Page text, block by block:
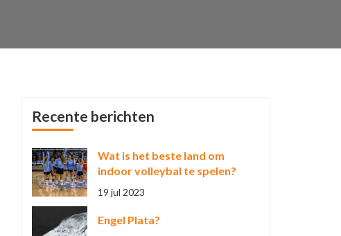
Recente berichten
Wat is het beste land om
indoor volleybal te spelen?
19 jul 2023
Engel Plata?